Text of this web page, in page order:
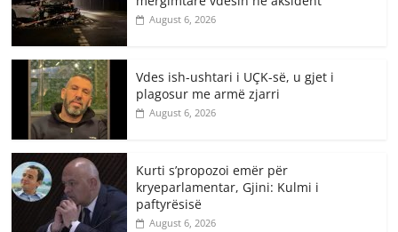
August 6, 2026
Vdes ish-ushtari i UÇK-së, u gjet i
plagosur me armë zjarri
August 6, 2026
Kurti s’propozoi emër për
kryeparlamentar, Gjini: Kulmi i
paftyrësisë
August 6, 2026